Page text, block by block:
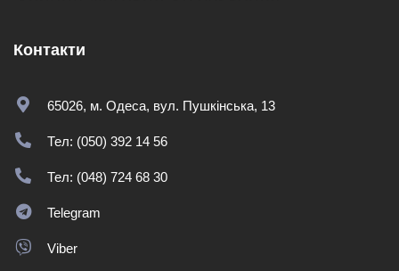
Контакти
65026, м. Одеса, вул. Пушкінська, 13
Тел: (050) 392 14 56
Тел: (048) 724 68 30
Telegram
Viber